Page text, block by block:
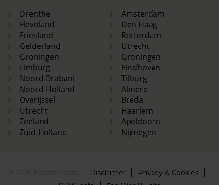
Drenthe
Flevoland
Friesland
Gelderland
Groningen
Limburg
Noord-Brabant
Noord-Holland
Overijssel
Utrecht
Zeeland
Zuid-Holland
Amsterdam
Den Haag
Rotterdam
Utrecht
Groningen
Eindhoven
Tilburg
Almere
Breda
Haarlem
Apeldoorn
Nijmegen
Disclaimer
Privacy & Cookies